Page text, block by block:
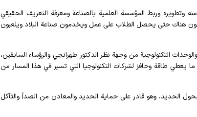
وتطويره وربط المؤسسة العلمية بالصناعة ومعرفة التعريف الحقيقي
هناك حتى يحصل الطلاب على عمل ويخدمون صناعة البلاد ويلعبون
التكنولوجية من وجهة نظر الدكتور طهرانجي والرؤساء السابقين،
يعطي طاقة وحافز لشركات التكنولوجيا التي تسير في هذا المسار من
وهو قادر على حماية الحديد والمعادن من الصدأ والتآكل